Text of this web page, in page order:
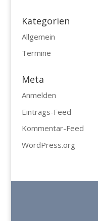
Kategorien
Allgemein
Termine
Meta
Anmelden
Eintrags-Feed
Kommentar-Feed
WordPress.org